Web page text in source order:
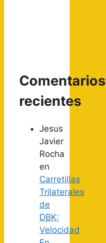
Comentarios
recientes
Jesus
Javier
Rocha
en
Carretillas
Trilaterales
de
DBK:
Velocidad